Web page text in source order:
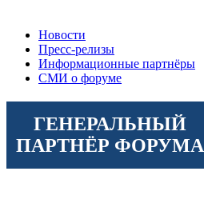
Новости
Пресс-релизы
Информационные партнёры
СМИ о форуме
ГЕНЕРАЛЬНЫЙ
ПАРТНЁР ФОРУМА